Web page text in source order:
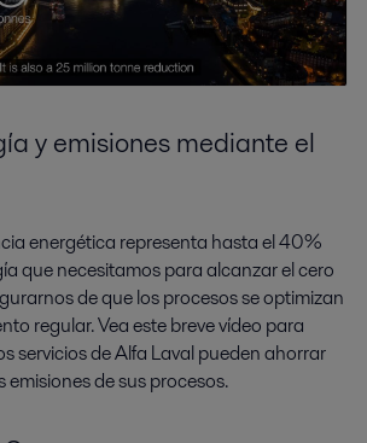
y emisiones mediante el
energética representa hasta el 40%
que necesitamos para alcanzar el cero
de que los procesos se optimizan
regular. Vea este breve vídeo para
servicios de Alfa Laval pueden ahorrar
emisiones de sus procesos.